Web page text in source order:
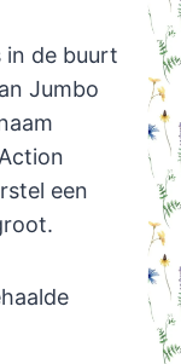
in de buurt
Jumbo
een